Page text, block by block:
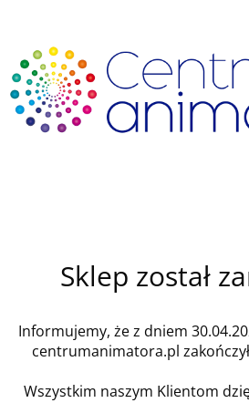
Sklep został
Informujemy, że z dniem
centrumanimatora.pl
Wszystkim naszym Klientom